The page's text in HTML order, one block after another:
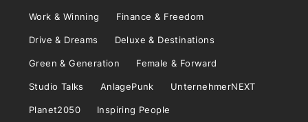
Work & Winning Finance & Freedom
Drive & Dreams Deluxe & Destinations
Green & Generation Female & Forward
Studio Talks AnlagePunk UnternehmerNEXT
Planet2050 Inspiring People